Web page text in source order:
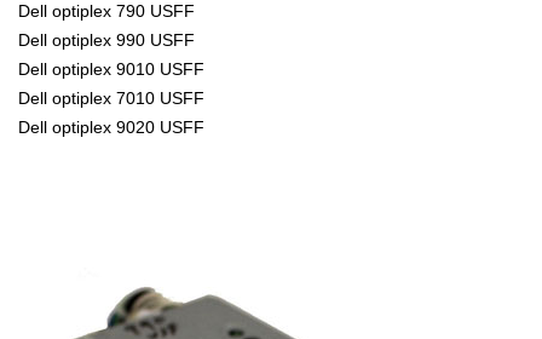
Dell optiplex 790 USFF
Dell optiplex 990 USFF
Dell optiplex 9010 USFF
Dell optiplex 7010 USFF
Dell optiplex 9020 USFF